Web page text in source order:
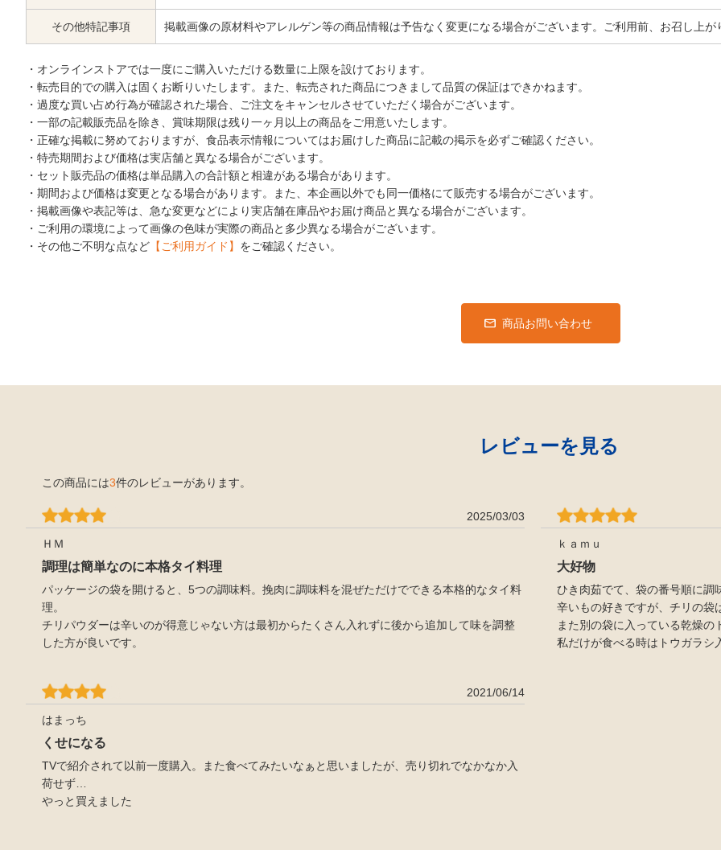
その他特記事項 掲載画像の原材料やアレルゲン等の商品情報は予告なく変更になる場合がございます。ご利用前、お召し上
・オンラインストアでは一度にご購入いただける数量に上限を設けております。
・転売目的での購入は固くお断りいたします。また、転売された商品につきまして品質の保証はできかねます。
・過度な買い占め行為が確認された場合、ご注文をキャンセルさせていただく場合がございます。
・一部の記載販売品を除き、賞味期限は残り一ヶ月以上の商品をご用意いたします。
・正確な掲載に努めておりますが、食品表示情報についてはお届けした商品に記載の掲示を必ずご確認ください。
・特売期間および価格は実店舗と異なる場合がございます。
・セット販売品の価格は単品購入の合計額と相違がある場合があります。
・期間および価格は変更となる場合があります。また、本企画以外でも同一価格にて販売する場合がございます。
・掲載画像や表記等は、急な変更などにより実店舗在庫品やお届け商品と異なる場合がございます。
・ご利用の環境によって画像の色味が実際の商品と多少異なる場合がございます。
・その他ご不明な点など 【ご利用ガイド】 をご確認ください。
商品お問い合わせ
レビューを見る
この商品には3件のレビューがあります。
2025/03/03
ＨＭ
調理は簡単なのに本格タイ料理
パッケージの袋を開けると、5つの調味料。挽肉に調味料を混ぜただけでできる本格的なタイ料
理。
チリパウダーは辛いのが得意じゃない方は最初からたくさん入れずに後から追加して味を調整
した方が良いです。
ｋａｍｕ
大好物
ひき肉茹でて、袋の番号順に調
辛いもの好きですが、チリの袋
また別の袋に入っている乾燥
私だけが食べる時はトウガラシ
2021/06/14
はまっち
くせになる
TVで紹介されて以前一度購入。また食べてみたいなぁと思いましたが、売り切れでなかなか入
荷せず…
やっと買えました